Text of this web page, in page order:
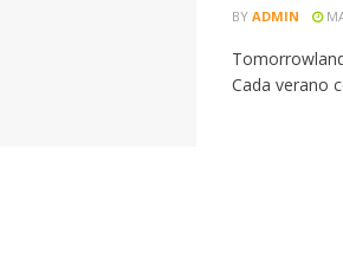
BY ADMIN
Cada verano